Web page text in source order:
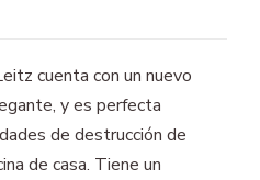
cuenta con un nuevo
y es perfecta
de destrucción de
de casa. Tiene un